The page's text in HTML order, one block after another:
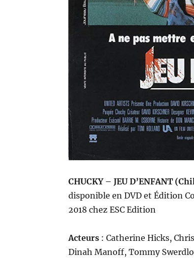
CHUCKY – JEU D’ENFANT
disponible en DVD et Édition
2018 chez ESC Edition
Acteurs: Catherine Hicks,
Dinah Manoff, Tommy